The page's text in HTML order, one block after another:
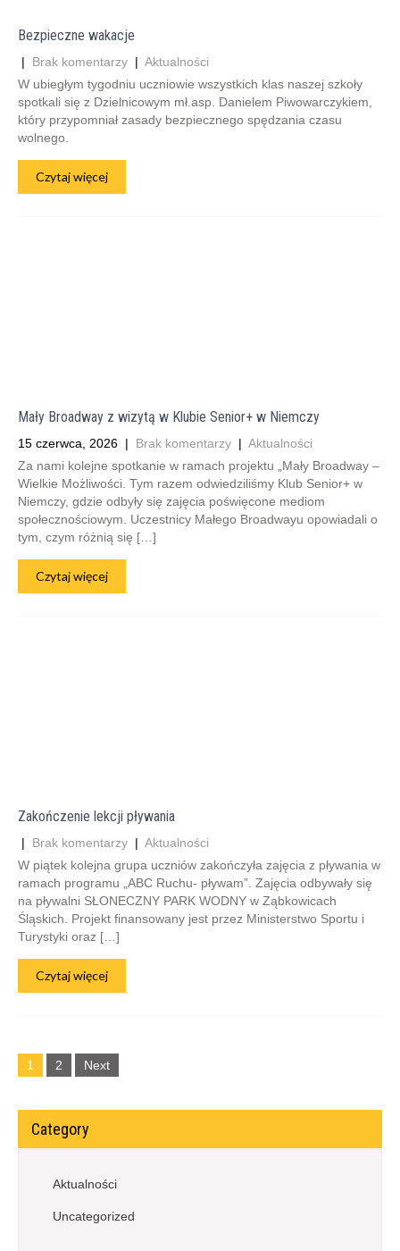
Bezpieczne wakacje
| Brak komentarzy | Aktualności
W ubiegłym tygodniu uczniowie wszystkich klas naszej szkoły
spotkali się z Dzielnicowym mł.asp. Danielem Piwowarczykiem,
który przypomniał zasady bezpiecznego spędzania czasu
wolnego.
Czytaj więcej
Mały Broadway z wizytą w Klubie Senior+ w Niemczy
15 czerwca, 2026 | Brak komentarzy | Aktualności
Za nami kolejne spotkanie w ramach projektu „Mały Broadway –
Wielkie Możliwości. Tym razem odwiedziliśmy Klub Senior+ w
Niemczy, gdzie odbyły się zajęcia poświęcone mediom
społecznościowym. Uczestnicy Małego Broadwayu opowiadali o
tym, czym różnią się […]
Czytaj więcej
Zakończenie lekcji pływania
| Brak komentarzy | Aktualności
W piątek kolejna grupa uczniów zakończyła zajęcia z pływania w
ramach programu „ABC Ruchu- pływam”. Zajęcia odbywały się
na pływalni SŁONECZNY PARK WODNY w Ząbkowicach
Śląskich. Projekt finansowany jest przez Ministerstwo Sportu i
Turystyki oraz […]
Czytaj więcej
1 2 Next
Category
Aktualności
Uncategorized